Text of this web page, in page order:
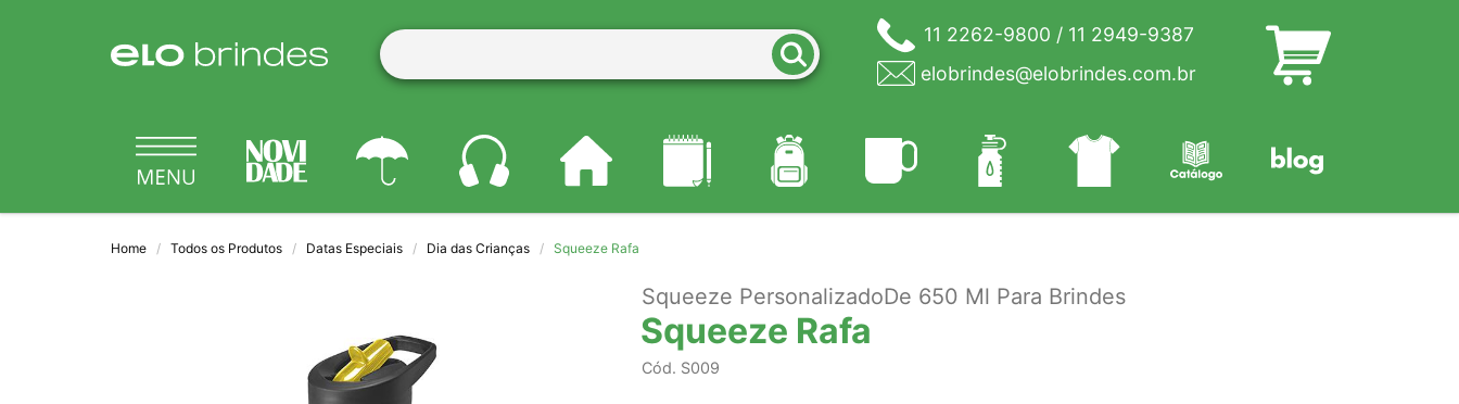
11 2262-9800 / 11 2949-9387
elobrindes@elobrindes.com.br
Home Todos os Produtos Datas Especiais Dia das Crianças Squeeze Rafa
Squeeze PersonalizadoDe 650 Ml Para Brindes
Squeeze Rafa
Cód. S009